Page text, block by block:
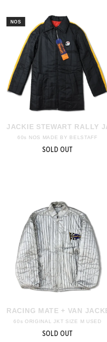
JACKIE STEWART RALLY
60s NOS MADE BY BELSTAFF
SOLD OUT
RACING MATE + VAN
60s ORIGINAL JKT SIZE M USED
SOLD OUT